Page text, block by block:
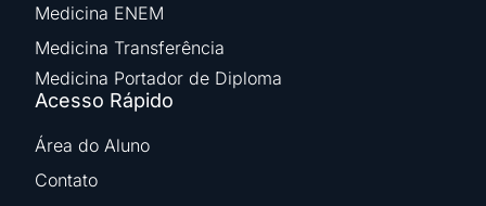
Medicina ENEM
Medicina Transferência
Medicina Portador de Diploma
Acesso Rápido
Área do Aluno
Contato